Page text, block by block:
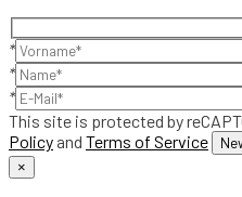
*
*
*
This site is protected by
Policy and Terms of Service
×